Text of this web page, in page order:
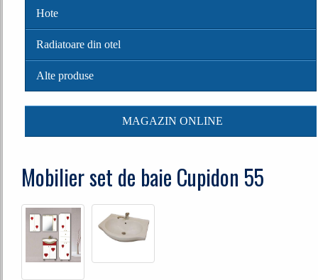
Hote
Radiatoare din otel
Alte produse
MAGAZIN ONLINE
Mobilier set de baie Cupidon 55